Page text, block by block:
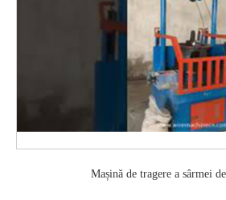
Mașină de tragere a sârmei